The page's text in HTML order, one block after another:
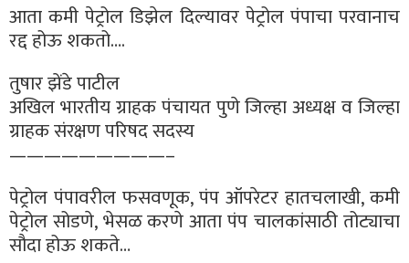
आता कमी पेट्रोल डिझेल दिल्यावर पेट्रोल पंपाचा परवानाच
रद्द होऊ शकतो….
तुषार झेंडे पाटील
अखिल भारतीय ग्राहक पंचायत पुणे जिल्हा अध्यक्ष व जिल्हा
ग्राहक संरक्षण परिषद सदस्य
—————————–
पेट्रोल पंपावरील फसवणूक, पंप ऑपरेटर हातचलाखी, कमी
पेट्रोल सोडणे, भेसळ करणे आता पंप चालकांसाठी तोट्याचा
सौदा होऊ शकते…